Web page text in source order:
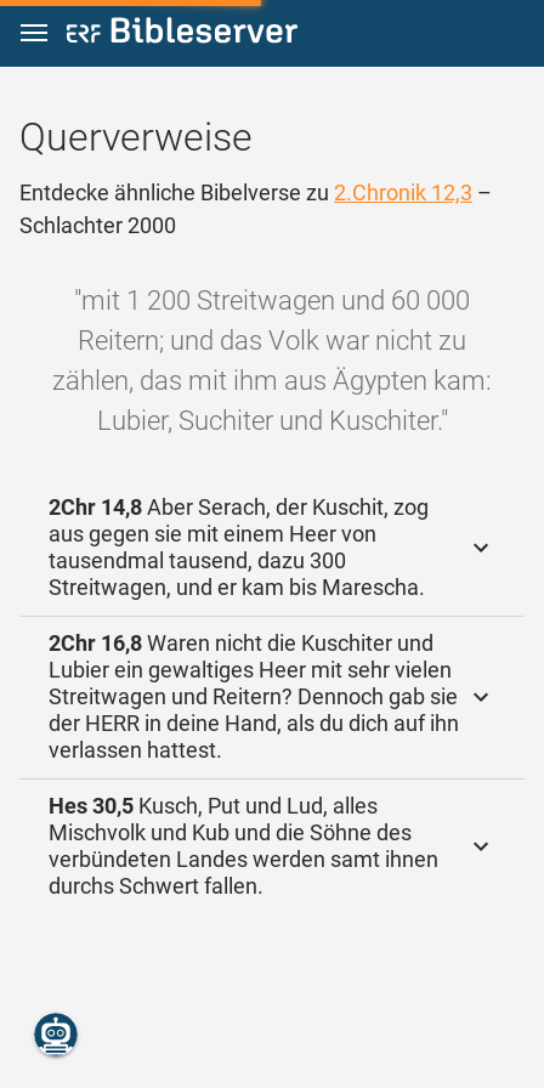
Zum Inhalt springen
Querverweise
Entdecke ähnliche Bibelverse zu 2.Chronik 12,3 –
Schlachter 2000
"mit 1 200 Streitwagen und 60 000
Reitern; und das Volk war nicht zu
zählen, das mit ihm aus Ägypten kam:
Lubier, Suchiter und Kuschiter."
2Chr 14,8Aber Serach, der Kuschit, zog
aus gegen sie mit einem Heer von
tausendmal tausend, dazu 300
Streitwagen, und er kam bis Marescha.
2Chr 16,8Waren nicht die Kuschiter und
Lubier ein gewaltiges Heer mit sehr vielen
Streitwagen und Reitern? Dennoch gab sie
der HERR in deine Hand, als du dich auf ihn
verlassen hattest.
Hes 30,5 Kusch, Put und Lud, alles
Mischvolk und Kub und die Söhne des
verbündeten Landes werden samt ihnen
durchs Schwert fallen.